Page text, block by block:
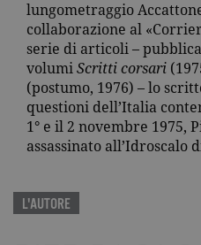
lungometraggio
collaborazione al
serie di articoli –
volumi Scritti corsari
(postumo, 1976) – lo
questioni dell’Italia
1° e il 2 novembre 1975,
assassinato all’Idroscalo
L'AUTORE